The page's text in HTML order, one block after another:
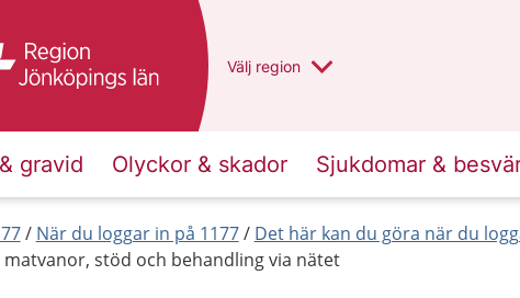
Du har valt region
Välj en annan
region
gravid Olyckor & skador Sjukdomar &
När du loggar in på 1177 Det här kan du göra när du
matvanor, stöd och behandling via nätet